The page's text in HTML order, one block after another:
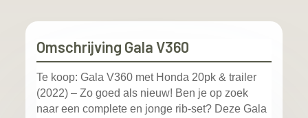
Omschrijving Gala V360
Te koop: Gala V360 met Honda 20pk & trailer
(2022) – Zo goed als nieuw! Ben je op zoek
naar een complete en jonge rib-set? Deze Gala